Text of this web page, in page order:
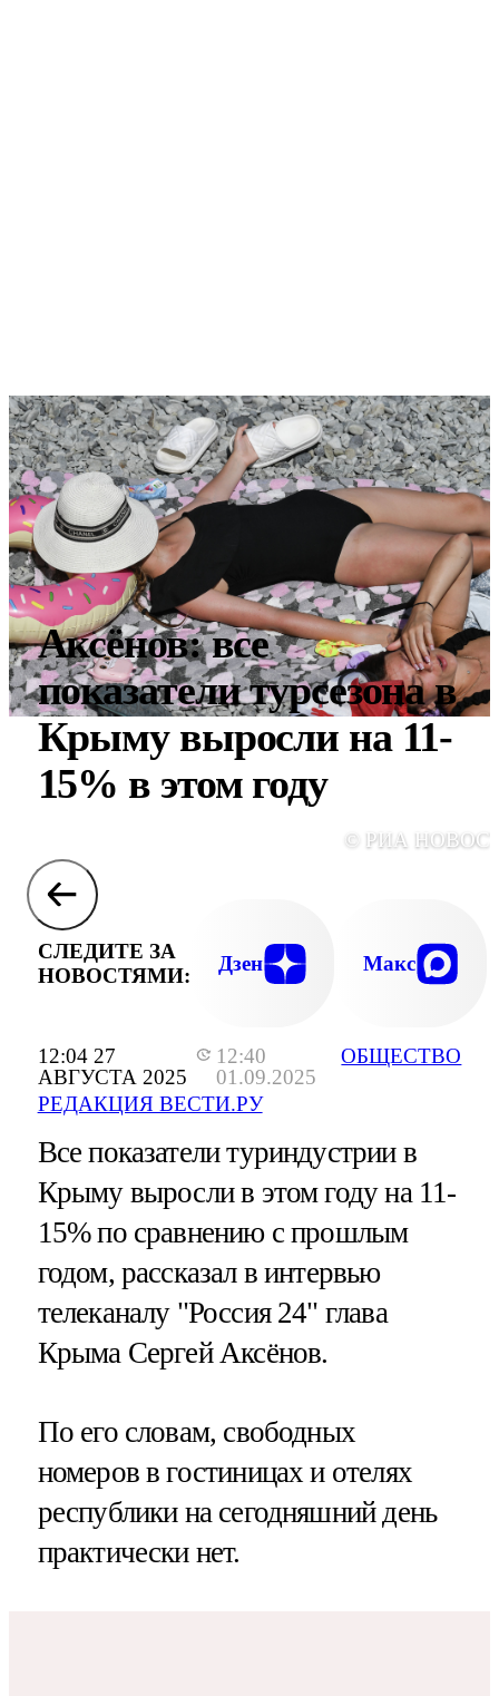
12:04 27
АВГУСТА 2025
12:40
01.09.2025
РЕДАКЦИЯ ВЕСТИ.РУ
ОБЩЕСТВО
Аксёнов: все
показатели турсезона в
Крыму выросли на 11-
15% в этом году
© РИА
СЛЕДИТЕ ЗА
НОВОСТЯМИ:
Дзен Макс
Все показатели туриндустрии в
Крыму выросли в этом году на 11-
15% по сравнению с прошлым
годом, рассказал в интервью
телеканалу "Россия 24" глава
Крыма Сергей Аксёнов.
По его словам, свободных
номеров в гостиницах и отелях
республики на сегодняшний день
практически нет.